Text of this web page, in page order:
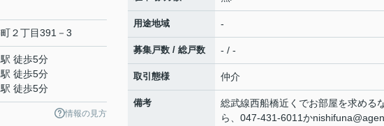
２丁目391－3
駅 徒歩5分
駅 徒歩5分
駅 徒歩5分
情報の見方
用途地域 -
募集戸数 / 総戸数 - / -
取引態様 仲介
備考
総武線西船橋近くでお部屋を求める
ら、047-431-6011か